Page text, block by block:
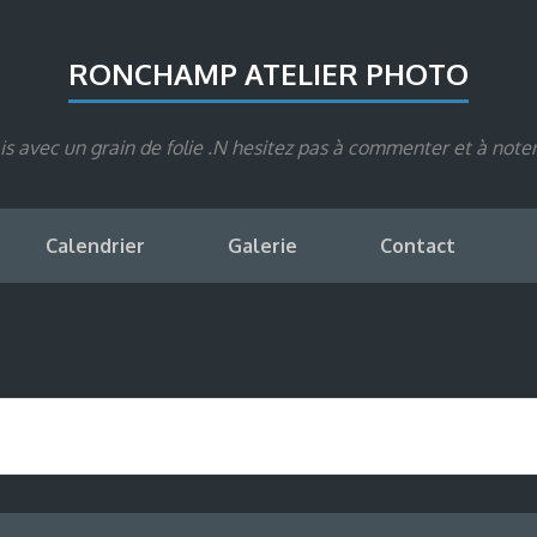
RONCHAMP ATELIER PHOTO
avec un grain de folie .N hesitez pas à commenter et à
Calendrier Galerie Contact